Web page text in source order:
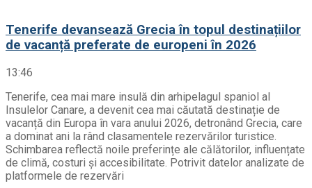
Tenerife devansează Grecia în topul destinațiilor
de vacanță preferate de europeni în 2026
13:46
Tenerife, cea mai mare insulă din arhipelagul spaniol al
Insulelor Canare, a devenit cea mai căutată destinație de
vacanță din Europa în vara anului 2026, detronând Grecia, care
a dominat ani la rând clasamentele rezervărilor turistice.
Schimbarea reflectă noile preferințe ale călătorilor, influențate
de climă, costuri și accesibilitate. Potrivit datelor analizate de
platformele de rezervări